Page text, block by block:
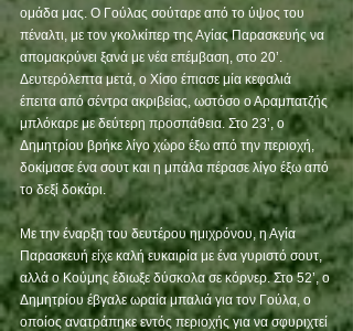
ομάδα μας. Ο Γούλας σούταρε από το ύψος του
πέναλτι, με τον γκολκίπερ της Αγίας Παρασκευής να
απομακρύνει ξανά με νέα επέμβαση, στο 20’.
Δευτερόλεπτα μετά, ο Χίσο έπιασε μία κεφαλιά
έπειτα από σέντρα ακριβείας, ωστόσο ο Αραμπατζής
μπλόκαρε με δεύτερη προσπάθεια. Στο 23’, ο
Δημητρίου βρήκε λίγο χώρο έξω από την περιοχή,
δοκίμασε ένα σουτ και η μπάλα πέρασε λίγο έξω από
το δεξί δοκάρι.
Με την έναρξη του δευτέρου ημιχρόνου, η Αγία
Παρασκευή είχε καλή ευκαιρία με ένα γυριστό σουτ,
αλλά ο Κούμης έδιωξε δύσκολα σε κόρνερ. Στο 52’, ο
Δημητρίου έβγαλε ωραία μπαλιά για τον Γούλα, ο
οποίος ανατράπηκε εντός περιοχής για να σφυριχτεί